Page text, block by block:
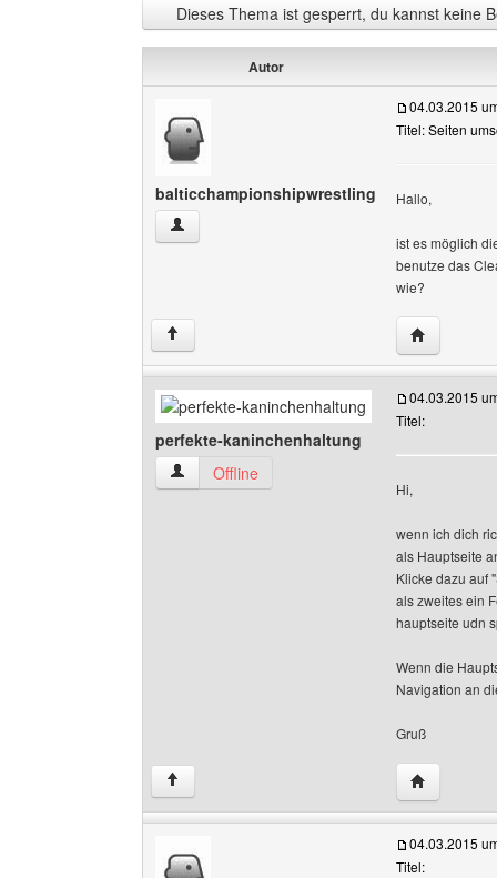
Dieses Thema ist gesperrt, du kannst keine
Autor
balticchampionshipwrestling
balticchampionshipwrestling Benutzer-Profile
04.03.2015
Titel: Seiten
Hallo,
ist es möglich
benutze das
wie?
↑ Website
perfekte-kaninchenhaltung
perfekte-kaninchenhaltung Benutzer-Profile
Offline
04.03.2015
Titel:
Hi,
wenn ich dich
als Hauptseite
Klicke dazu auf
als zweites ein
hauptseite udn
Wenn die
Navigation an
Gruß
↑ Website
04.03.2015
Titel: